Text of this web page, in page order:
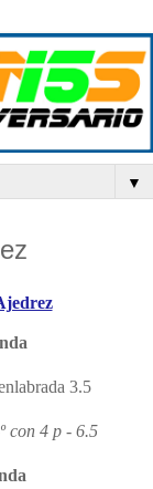
▼
3.5
con 4 p - 6.5